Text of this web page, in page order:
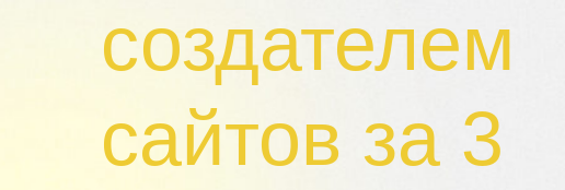
создателем
сайтов за 3